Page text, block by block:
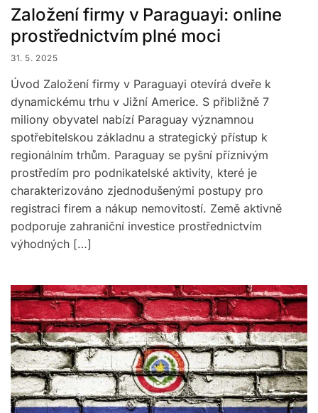
Založení firmy v Paraguayi: online
prostřednictvím plné moci
31. 5. 2025
Úvod Založení firmy v Paraguayi otevírá dveře k
dynamickému trhu v Jižní Americe. S přibližně 7
miliony obyvatel nabízí Paraguay významnou
spotřebitelskou základnu a strategický přístup k
regionálním trhům. Paraguay se pyšní příznivým
prostředím pro podnikatelské aktivity, které je
charakterizováno zjednodušenými postupy pro
registraci firem a nákup nemovitostí. Země aktivně
podporuje zahraniční investice prostřednictvím
výhodných […]